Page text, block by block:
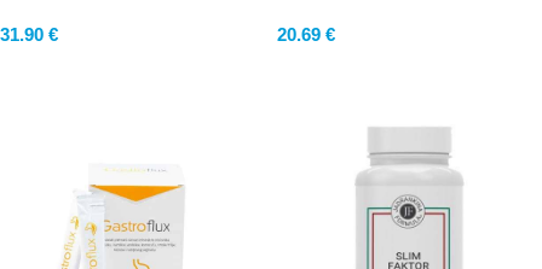
31.90 € 20.69 €